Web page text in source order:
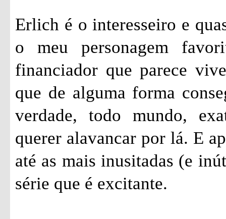
Erlich é o interesseiro e
o meu personagem
financiador que parece
que de alguma forma
verdade, todo mundo,
querer alavancar por lá. E
até as mais inusitadas (e
série que é excitante.